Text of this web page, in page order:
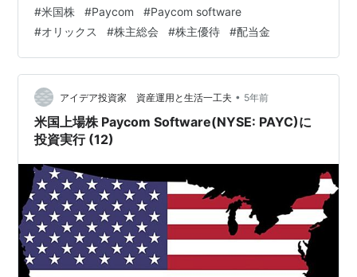
2018.com アイデア投資家への感想、要望をコメント欄
でお待ちしています。 また、各記事へのはてなスター獲
得数を参考に、記事作成に活かしていきます。 次は、カ
テゴリー別に21年7月の投稿記事を紹介します。 1.…
#米国株 #Paycom #Paycom software
#オリックス #株主総会 #株主優待 #配当金
アイデア投資家 資産運用と生活一工夫 • 5年前
米国上場株 Paycom Software(NYSE: PAYC)に
投資実行 (12)